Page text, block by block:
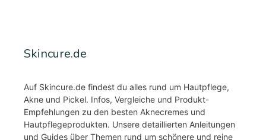
Skincure.de
Auf Skincure.de findest du alles rund um Hautpflege,
Akne und Pickel. Infos, Vergleiche und Produkt-
Empfehlungen zu den besten Aknecremes und
Hautpflegeprodukten. Unsere detaillierten Anleitungen
und Guides über Themen rund um schönere und reine